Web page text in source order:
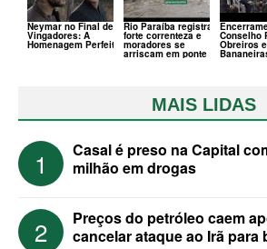
Neymar no Final de
Vingadores: A
Homenagem Perfeita
Rio Paraíba registra
forte correnteza e
moradores se
arriscam em ponte
Conselho
Obreiros
MAIS LIDAS
1
Casal é preso na Capital
milhão em drogas
2
Preços do petróleo caem
cancelar ataque ao Irã para